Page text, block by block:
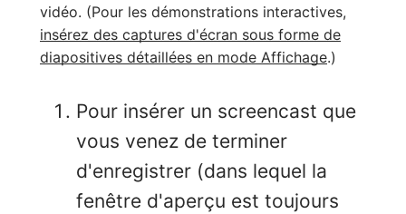
vidéo. (Pour les démonstrations interactives,
insérez des captures d'écran sous forme de
diapositives détaillées en mode Affichage.)
Pour insérer un screencast que
vous venez de terminer
d'enregistrer (dans lequel la
fenêtre d'aperçu est toujours